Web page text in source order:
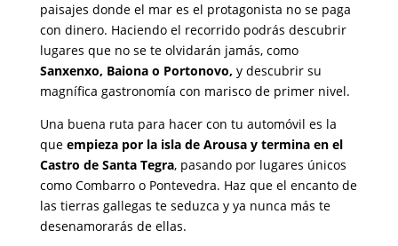
paisajes donde el mar es el protagonista no se paga
con dinero. Haciendo el recorrido podrás descubrir
lugares que no se te olvidarán jamás, como
Sanxenxo, Baiona o Portonovo, y descubrir su
magnífica gastronomía con marisco de primer nivel.
Una buena ruta para hacer con tu automóvil es la
que empieza por la isla de Arousa y termina en el
Castro de Santa Tegra, pasando por lugares únicos
como Combarro o Pontevedra. Haz que el encanto de
las tierras gallegas te seduzca y ya nunca más te
desenamorarás de ellas.